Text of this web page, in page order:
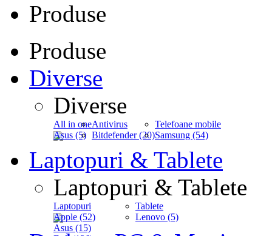
Produse
Produse
Diverse
Diverse
All in one
Asus (5)
Antivirus
Bitdefender (20)
Telefoane mobile
Samsung (54)
Laptopuri & Tablete
Laptopuri & Tablete
Laptopuri
Apple (52)
Asus (15)
Tablete
Lenovo (5)